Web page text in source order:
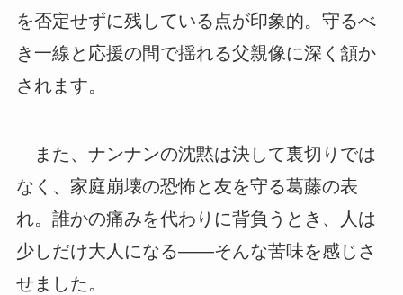
を否定せずに残している点が印象的。守るべ
き一線と応援の間で揺れる父親像に深く頷か
されます。
また、ナンナンの沈黙は決して裏切りでは
なく、家庭崩壊の恐怖と友を守る葛藤の表
れ。誰かの痛みを代わりに背負うとき、人は
少しだけ大人になる――そんな苦味を感じさ
せました。